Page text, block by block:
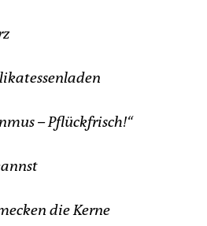
– Pflückfrisch!“
die Kerne